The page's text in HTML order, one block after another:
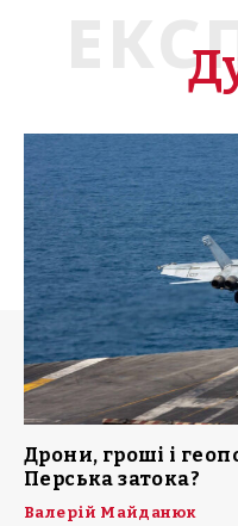
Дрони, гроші і
Перська затока?
Валерій Майданюк